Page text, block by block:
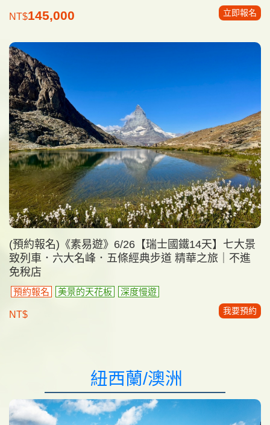
NT$145,000 立即報名
(預約報名)《素易遊》6/26【瑞士國鐵14天】七大景
致列車．六大名峰．五條經典步道 精華之旅｜不進
免稅店
預約報名 美景的天花板 深度慢遊
NT$ 我要預約
紐西蘭/澳洲